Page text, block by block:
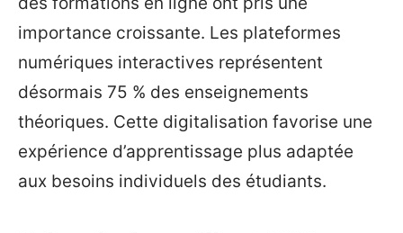
importance croissante. Les plateformes
numériques interactives représentent
désormais 75 % des enseignements
théoriques. Cette digitalisation favorise une
expérience d’apprentissage plus adaptée
aux besoins individuels des étudiants.